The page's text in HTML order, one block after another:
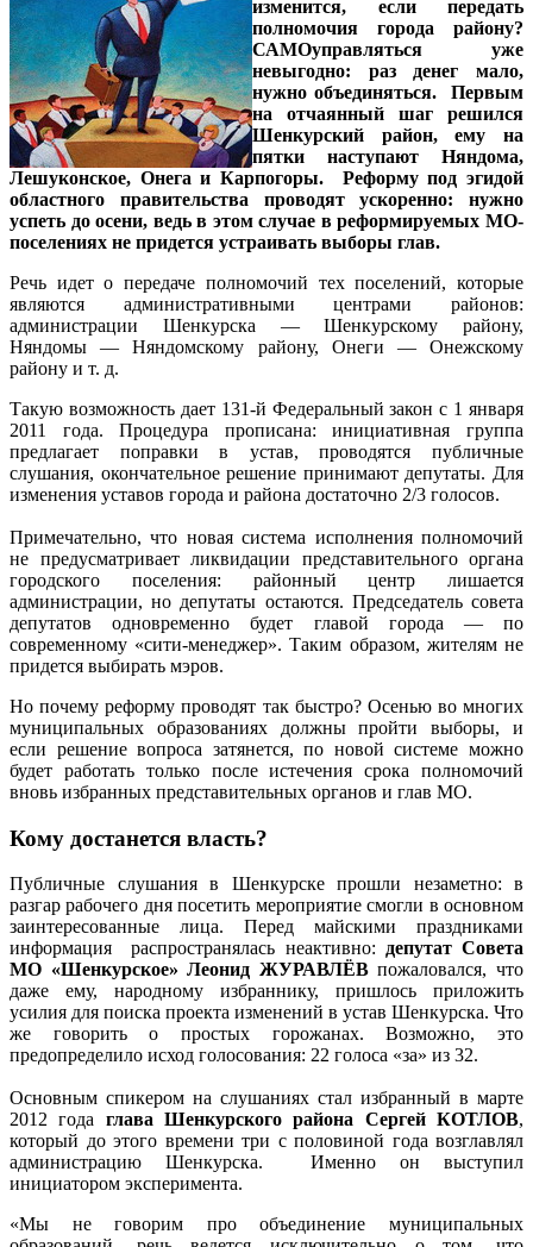
изменится, если передать
полномочия города району?
САМОуправляться уже
невыгодно: раз денег мало,
нужно объединяться. Первым
на отчаянный шаг решился
Шенкурский район, ему на
пятки наступают Няндома,
Лешуконское, Онега и Карпогоры. Реформу под эгидой
областного правительства проводят ускоренно: нужно
успеть до осени, ведь в этом случае в реформируемых МО-
поселениях не придется устраивать выборы глав.
Речь идет о передаче полномочий тех поселений, которые
являются административными центрами районов:
администрации Шенкурска — Шенкурскому району,
Няндомы — Няндомскому району, Онеги — Онежскому
району и т. д.
Такую возможность дает 131-й Федеральный закон с 1 января
2011 года. Процедура прописана: инициативная группа
предлагает поправки в устав, проводятся публичные
слушания, окончательное решение принимают депутаты. Для
изменения уставов города и района достаточно 2/3 голосов.
Примечательно, что новая система исполнения полномочий
не предусматривает ликвидации представительного органа
городского поселения: районный центр лишается
администрации, но депутаты остаются. Председатель совета
депутатов одновременно будет главой города — по
современному «сити-менеджер». Таким образом, жителям не
придется выбирать мэров.
Но почему реформу проводят так быстро? Осенью во многих
муниципальных образованиях должны пройти выборы, и
если решение вопроса затянется, по новой системе можно
будет работать только после истечения срока полномочий
вновь избранных представительных органов и глав МО.
Кому достанется власть?
Публичные слушания в Шенкурске прошли незаметно: в
разгар рабочего дня посетить мероприятие смогли в основном
заинтересованные лица. Перед майскими праздниками
информация распространялась неактивно: депутат Совета
МО «Шенкурское» Леонид ЖУРАВЛЁВпожаловался, что
даже ему, народному избраннику, пришлось приложить
усилия для поиска проекта изменений в устав Шенкурска. Что
же говорить о простых горожанах. Возможно, это
предопределило исход голосования: 22 голоса «за» из 32.
Основным спикером на слушаниях стал избранный в марте
2012 года глава Шенкурского района Сергей КОТЛОВ,
который до этого времени три с половиной года возглавлял
администрацию Шенкурска. Именно он выступил
инициатором эксперимента.
«Мы не говорим про объединение муниципальных